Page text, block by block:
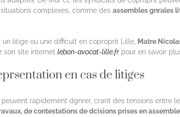
complexes, comme des assembles gnrales
litige ou une difficult en coproprit Lille, Matre
son site internet lebon-avocat-lille.fr pour en savoir
en cas de litiges
peuvent rapidement dgnrer, crant des tensions entre
de contestations de dcisions prises en